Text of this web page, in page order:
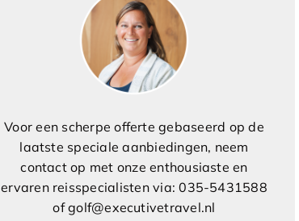
Voor een scherpe offerte gebaseerd op de
laatste speciale aanbiedingen, neem
contact op met onze enthousiaste en
ervaren reisspecialisten via: 035-5431588
of golf@executivetravel.nl